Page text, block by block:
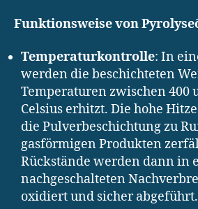
Funktionsweise von
Temperaturkontrolle: In
werden die beschichteten
Temperaturen zwischen 400
Celsius erhitzt. Die hohe
die Pulverbeschichtung zu
gasförmigen Produkten
Rückstände werden dann in
nachgeschalteten
oxidiert und sicher abgeführt.